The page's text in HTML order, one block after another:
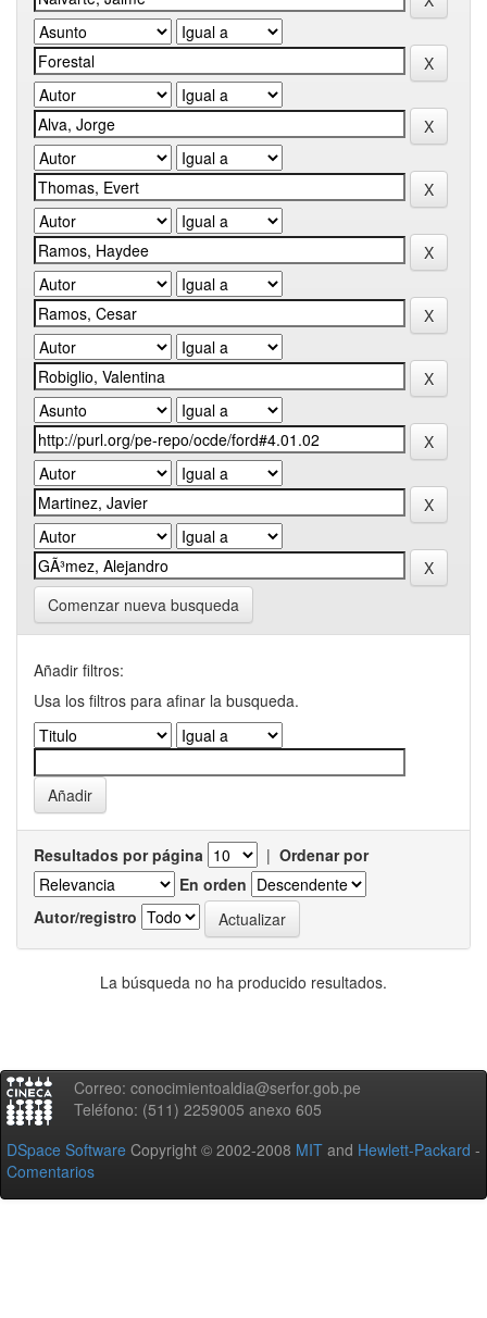
Comenzar nueva busqueda
Añadir filtros:
Usa los filtros para afinar la busqueda.
Resultados por página | Ordenar por
En orden
Autor/registro
La búsqueda no ha producido resultados.
Correo: conocimientoaldia@serfor.gob.pe
Teléfono: (511) 2259005 anexo 605
DSpace Software Copyright © 2002-2008 MIT and Hewlett-Packard -
Comentarios